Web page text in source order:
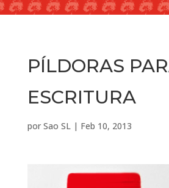
PÍLDORAS
ESCRITURA
por Sao SL| Feb 10, 2013